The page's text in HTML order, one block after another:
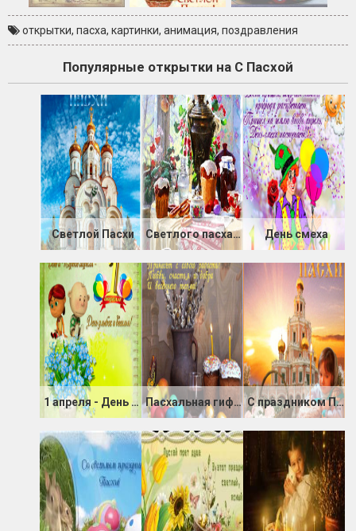
открытки, пасха, картинки, анимация, поздравления
Популярные открытки на С Пасхой
Светлой Пасхи Светлого пасхального Воскресенья День смеха
1 апреля - День улыбок и веселья Пасхальная гиф открытка со стихами С праздником Пасхи!